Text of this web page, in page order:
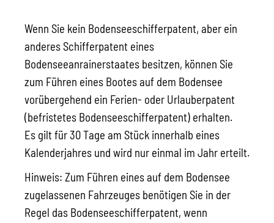
Wenn Sie kein Bodenseeschifferpatent, aber ein
anderes Schifferpatent eines
Bodenseeanrainerstaates besitzen, können Sie
zum Führen eines Bootes auf dem Bodensee
vorübergehend ein Ferien- oder Urlauberpatent
(befristetes Bodenseeschifferpatent) erhalten.
Es gilt für 30 Tage am Stück innerhalb eines
Kalenderjahres und wird nur einmal im Jahr erteilt.
Hinweis: Zum Führen eines auf dem Bodensee
zugelassenen Fahrzeuges benötigen Sie in der
Regel das Bodenseeschifferpatent, wenn